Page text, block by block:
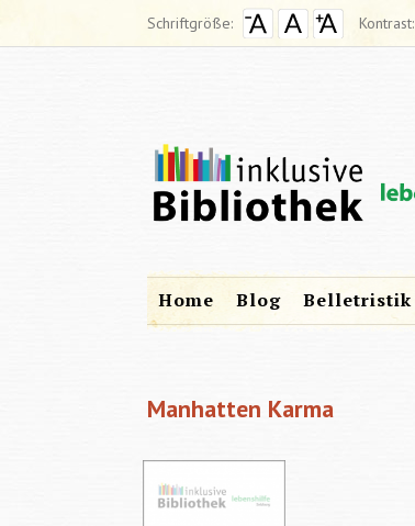
Schriftgröße: Kontrast:
Home Blog Belletristik
Manhatten Karma